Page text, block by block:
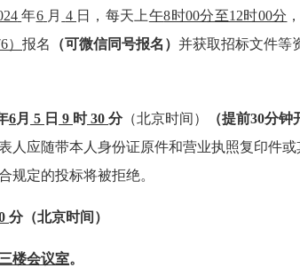
年6 月 4 日，每天上午8时00分至12时00分
） 报名 （可微信同号报名 ） 并获取招标文件等
6月 5 日 9 时 30 分（北京时间） （提前30分钟
人 应随带本人身份证原件和营业执照复印件或
规定的投标将被拒绝。
分（北京时间 ）
楼会议室。